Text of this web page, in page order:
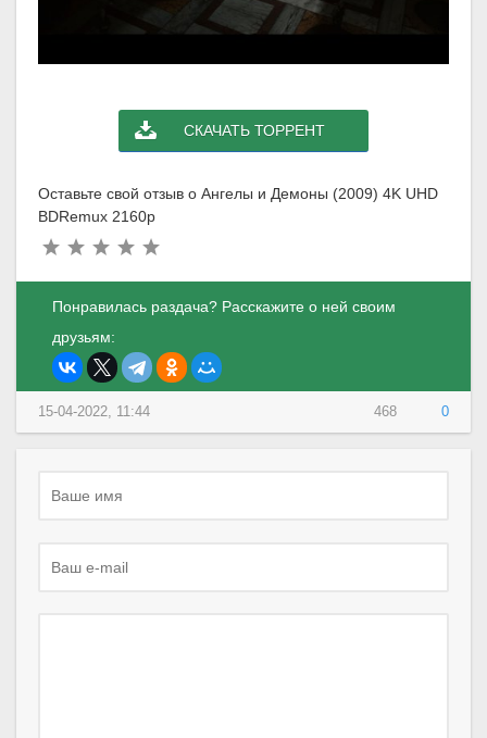
СКАЧАТЬ ТОРРЕНТ
Оставьте свой отзыв о Ангелы и Демоны (2009) 4K UHD
BDRemux 2160p
Понравилась раздача? Расскажите о ней своим
друзьям:
468 0
15-04-2022, 11:44